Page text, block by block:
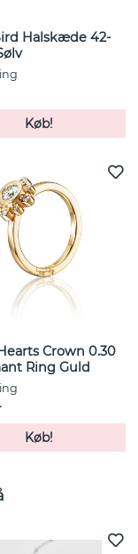
Halskæde 42-
Køb!
Crown 0.30
Ring Guld
Køb!